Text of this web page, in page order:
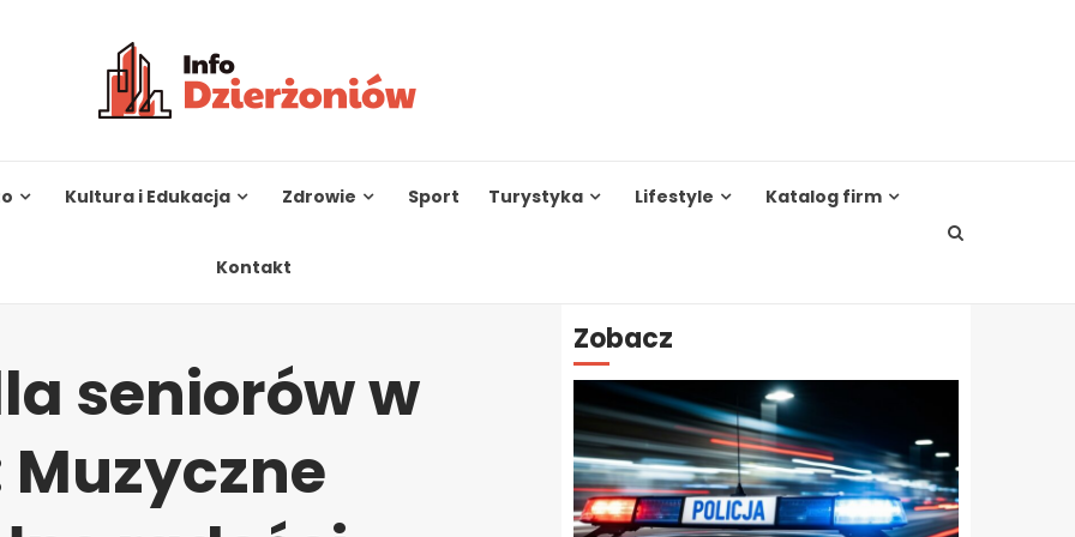
Kultura i Edukacja Zdrowie Sport Turystyka Lifestyle Katalog firm
Kontakt
seniorów w
Muzyczne
Zobacz